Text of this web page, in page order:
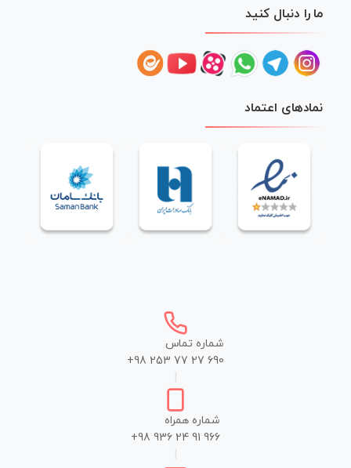
ما را دنبال کنید
نمادهای اعتماد
شماره تماس
+98 253 77 27 690
شماره همراه
+98 936 24 91 966